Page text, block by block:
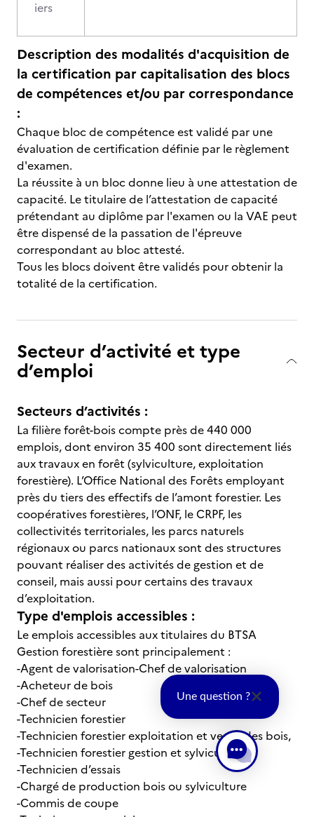
iers
Description des modalités d'acquisition de
la certification par capitalisation des blocs
de compétences et/ou par correspondance
:
Chaque bloc de compétence est validé par une
évaluation de certification définie par le règlement
d'examen.
La réussite à un bloc donne lieu à une attestation de
capacité. Le titulaire de l’attestation de capacité
prétendant au diplôme par l'examen ou la VAE peut
être dispensé de la passation de l'épreuve
correspondant au bloc attesté.
Tous les blocs doivent être validés pour obtenir la
totalité de la certification.
Secteur d’activité et type
d’emploi
Secteurs d’activités :
La filière forêt-bois compte près de 440 000
emplois, dont environ 35 400 sont directement liés
aux travaux en forêt (sylviculture, exploitation
forestière). L’Office National des Forêts employant
près du tiers des effectifs de l’amont forestier. Les
coopératives forestières, l’ONF, le CRPF, les
collectivités territoriales, les parcs naturels
régionaux ou parcs nationaux sont des structures
pouvant réaliser des activités de gestion et de
conseil, mais aussi pour certains des travaux
d’exploitation.
Type d'emplois accessibles :
Le emplois accessibles aux titulaires du BTSA
Gestion forestière sont principalement :
-Agent de valorisation-Chef de valorisation
-Acheteur de bois
-Chef de secteur
-Technicien forestier
-Technicien forestier exploitation et vente des bois,
-Technicien forestier gestion et sylviculture
-Technicien d’essais
-Chargé de production bois ou sylviculture
-Commis de coupe
Une question ?